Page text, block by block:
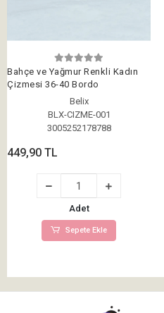
Bahçe ve Yağmur Renkli Kadın
Çizmesi 36-40 Bordo
Belix
BLX-CIZME-001
3005252178788
449,90 TL
Adet
Sepete Ekle